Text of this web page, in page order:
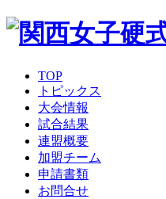
TOP
トピックス
大会情報
試合結果
連盟概要
加盟チーム
申請書類
お問合せ